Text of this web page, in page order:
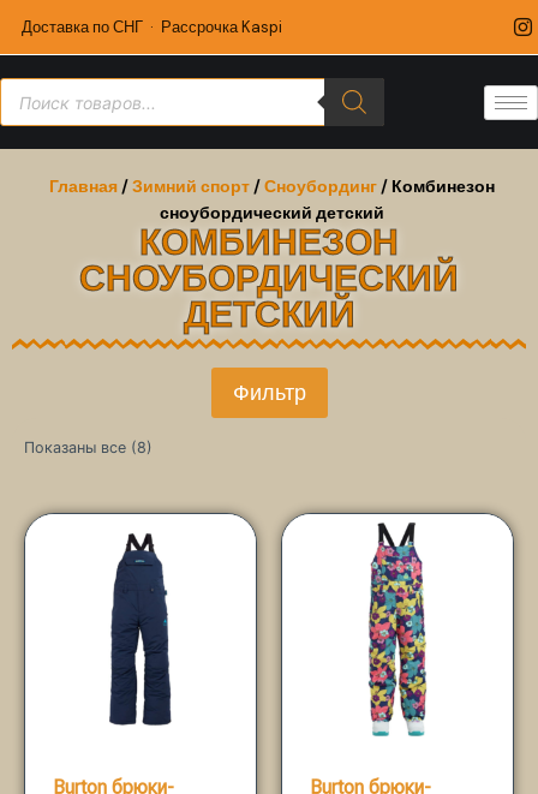
Доставка по СНГ · Рассрочка Kaspi
Главная /Зимний спорт /Сноубординг / Комбинезон
сноубордический детский
КОМБИНЕЗОН
СНОУБОРДИЧЕСКИЙ
ДЕТСКИЙ
Фильтр
Показаны все (8)
Burton брюки-
Burton брюки-